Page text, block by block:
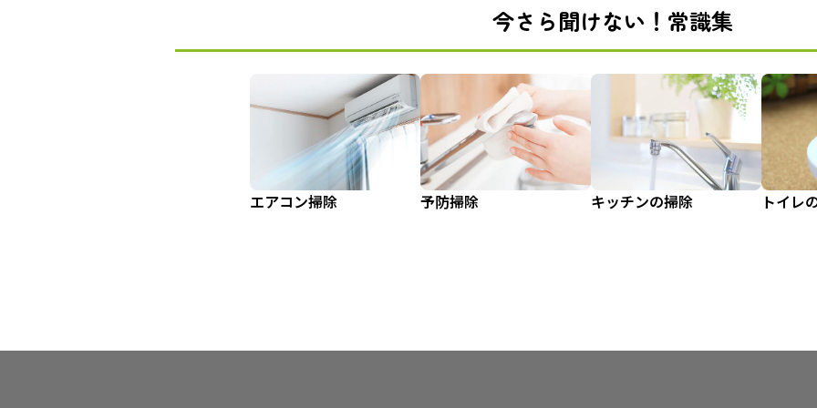
今さら聞けない！常識集
エアコン掃除 予防掃除 キッチンの掃除 トイレ